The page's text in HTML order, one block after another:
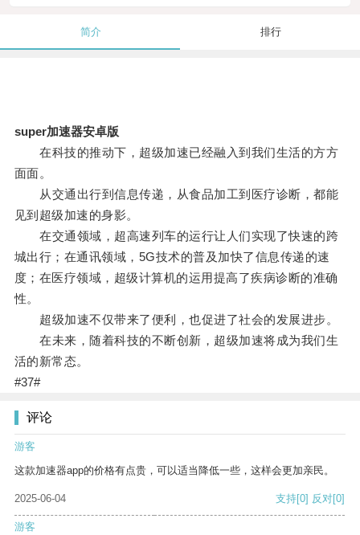
简介 排行
super加速器安卓版
在科技的推动下，超级加速已经融入到我们生活的方方
面面。
从交通出行到信息传递，从食品加工到医疗诊断，都能
见到超级加速的身影。
在交通领域，超高速列车的运行让人们实现了快速的跨
城出行；在通讯领域，5G技术的普及加快了信息传递的速
度；在医疗领域，超级计算机的运用提高了疾病诊断的准确
性。
超级加速不仅带来了便利，也促进了社会的发展进步。
在未来，随着科技的不断创新，超级加速将成为我们生
活的新常态。
#37#
评论
游客
这款加速器app的价格有点贵，可以适当降低一些，这样会更加亲民。
2025-06-04 支持[0] 反对[0]
游客